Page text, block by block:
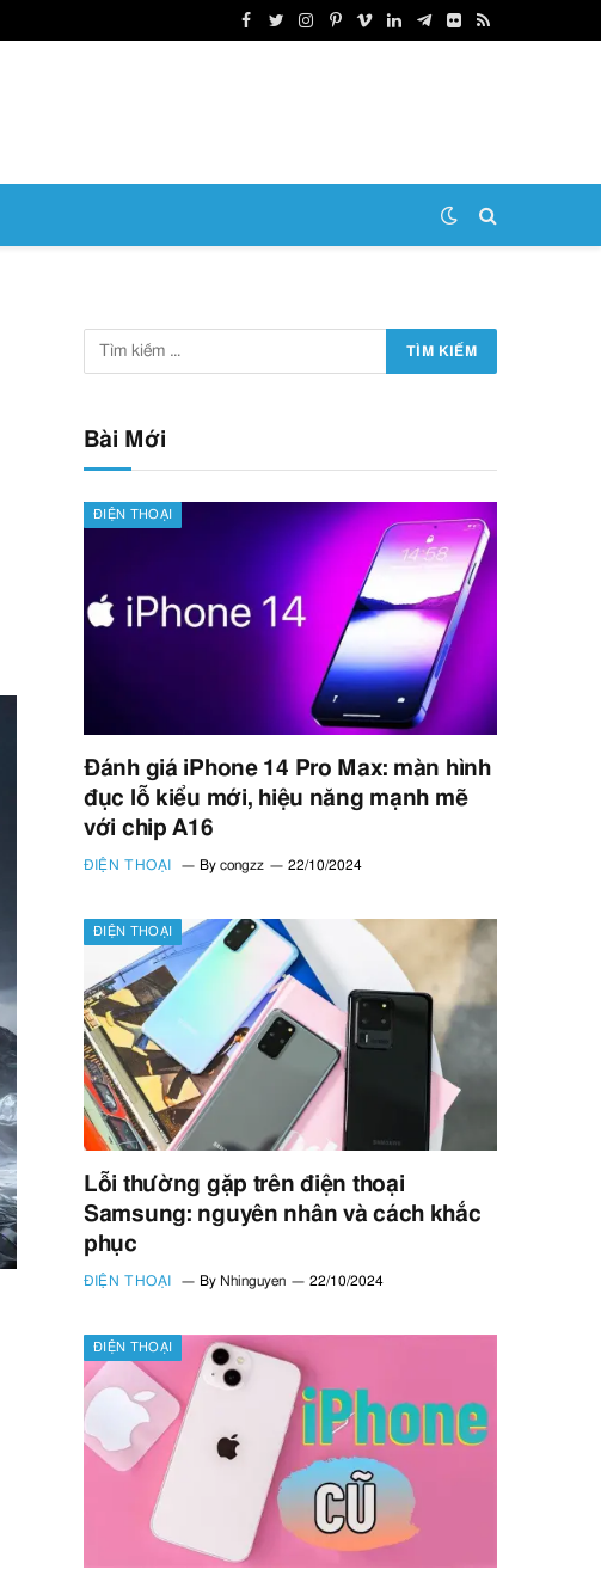
Facebook
TwitterInstagram
Pinterest
VimeoLinkedInTelegram
FlickrRSS
Bài Mới
ĐIỆN THOẠI
Đánh giá iPhone 14 Pro Max: màn hình
đục lỗ kiểu mới, hiệu năng mạnh mẽ
với chip A16
ĐIỆN THOẠI By congzz 22/10/2024
ĐIỆN THOẠI
Lỗi thường gặp trên điện thoại
Samsung: nguyên nhân và cách khắc
phục
ĐIỆN THOẠI By Nhinguyen 22/10/2024
ĐIỆN THOẠI